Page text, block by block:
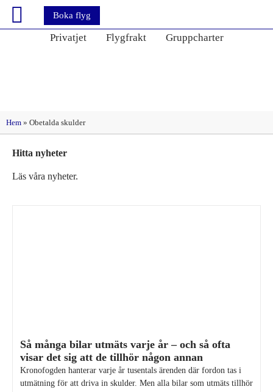
Boka flyg
Privatjet Flygfrakt Gruppcharter
Hem » Obetalda skulder
Hitta nyheter
Läs våra nyheter.
Så många bilar utmäts varje år – och så ofta
visar det sig att de tillhör någon annan
Kronofogden hanterar varje år tusentals ärenden där fordon tas i
utmätning för att driva in skulder. Men alla bilar som utmäts tillhör